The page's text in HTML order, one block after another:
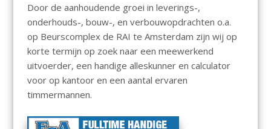
Door de aanhoudende groei in leverings-,
onderhouds-, bouw-, en verbouwopdrachten o.a.
op Beurscomplex de RAI te Amsterdam zijn wij op
korte termijn op zoek naar een meewerkend
uitvoerder, een handige alleskunner en calculator
voor op kantoor en een aantal ervaren
timmermannen.